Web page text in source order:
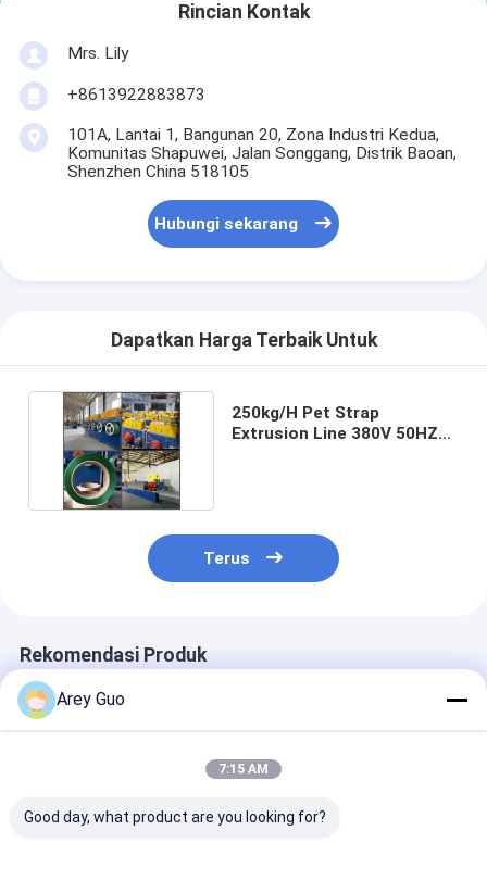
Rincian Kontak
Mrs. Lily
+8613922883873
101A, Lantai 1, Bangunan 20, Zona Industri Kedua,
Komunitas Shapuwei, Jalan Songgang, Distrik Baoan,
Shenzhen China 518105
Hubungi sekarang
Dapatkan Harga Terbaik Untuk
250kg/H Pet Strap
Extrusion Line 380V 50HZ
Terus
Rekomendasi Produk
Arey Guo
7:15 AM
Good day, what product are you looking for?